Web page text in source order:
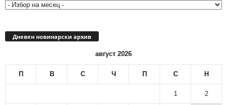
Дневен новинарски архив
август 2026
П В С Ч П С Н
1 2